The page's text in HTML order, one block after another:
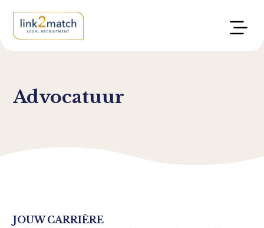
Advocatuur
JOUW CARRIÈRE